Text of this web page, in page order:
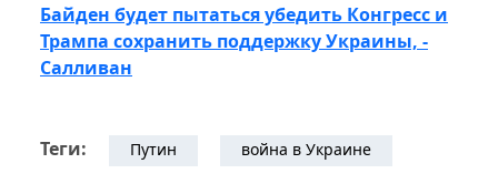
Байден будет пытаться убедить Конгресс и
Трампа сохранить поддержку Украины, -
Салливан
Теги: Путин война в Украине